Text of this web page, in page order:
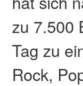
zu 7.500
Tag zu
Rock,